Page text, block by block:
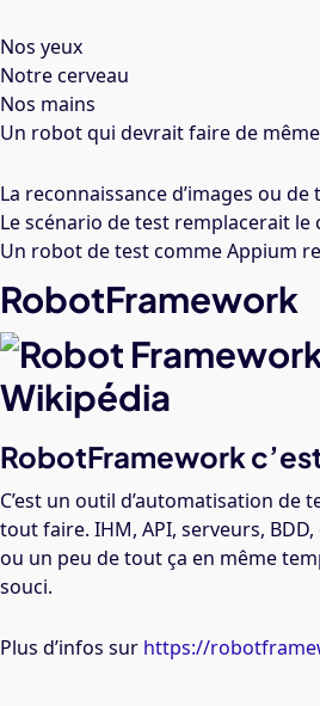
Nos yeux
Notre cerveau
Nos mains
Un robot qui devrait faire de
La reconnaissance d’images ou
Le scénario de test remplacerait le
Un robot de test comme Appium
RobotFramework
RobotFramework
C’est un outil d’automatisation de
tout faire. IHM, API, serveurs,
ou un peu de tout ça en même
souci.
Plus d’infos sur https://